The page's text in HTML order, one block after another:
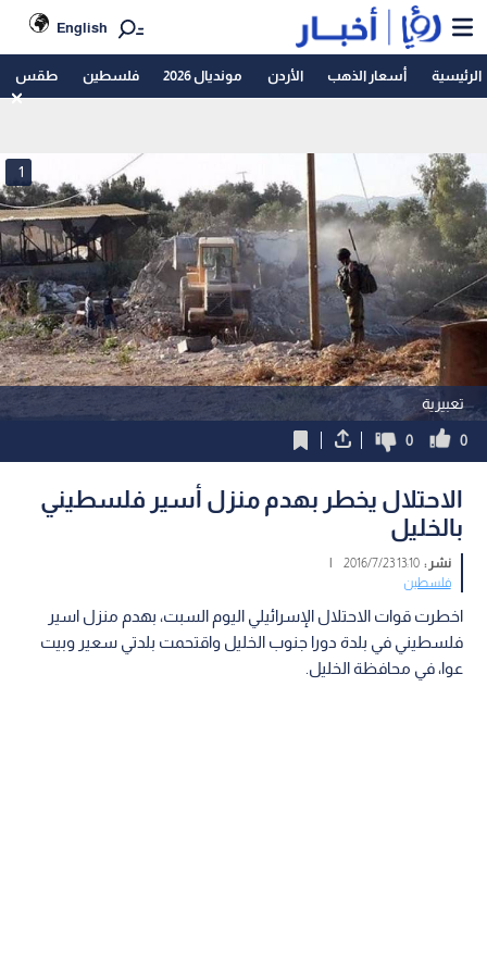
English
الرئيسية أسعار الذهب الأردن مونديال 2026 فلسطين طقس
تعبيرية
1
0
0
الاحتلال يخطر بهدم منزل أسير فلسطيني
بالخليل
نشر :13:10 2016/7/23
|
فلسطين
اخطرت قوات الاحتلال الإسرائيلي اليوم السبت، بهدم منزل اسير
فلسطيني في بلدة دورا جنوب الخليل واقتحمت بلدتي سعير وبيت
عوا، في محافظة الخليل.